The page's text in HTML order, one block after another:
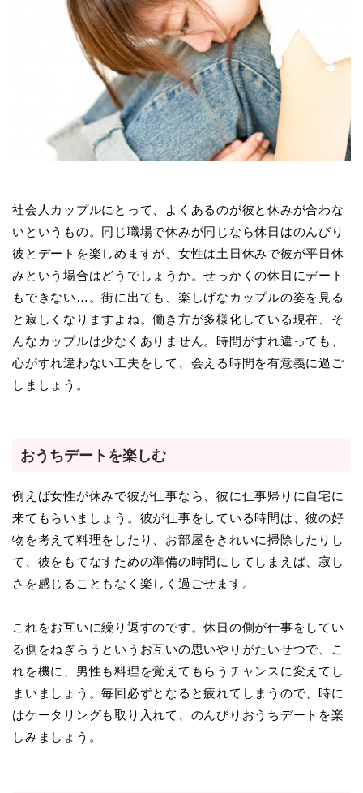
社会人カップルにとって、よくあるのが彼と休みが合わな
いというもの。同じ職場で休みが同じなら休日はのんびり
彼とデートを楽しめますが、女性は土日休みで彼が平日休
みという場合はどうでしょうか。せっかくの休日にデート
もできない…。街に出ても、楽しげなカップルの姿を見る
と寂しくなりますよね。働き方が多様化している現在、そ
んなカップルは少なくありません。時間がすれ違っても、
心がすれ違わない工夫をして、会える時間を有意義に過ご
しましょう。
おうちデートを楽しむ
例えば女性が休みで彼が仕事なら、彼に仕事帰りに自宅に
来てもらいましょう。彼が仕事をしている時間は、彼の好
物を考えて料理をしたり、お部屋をきれいに掃除したりし
て、彼をもてなすための準備の時間にしてしまえば、寂し
さを感じることもなく楽しく過ごせます。
これをお互いに繰り返すのです。休日の側が仕事をしてい
る側をねぎらうというお互いの思いやりがたいせつで、こ
れを機に、男性も料理を覚えてもらうチャンスに変えてし
まいましょう。毎回必ずとなると疲れてしまうので、時に
はケータリングも取り入れて、のんびりおうちデートを楽
しみましょう。